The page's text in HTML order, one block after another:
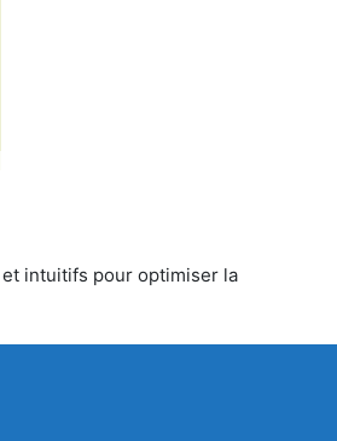
intuitifs pour optimiser la